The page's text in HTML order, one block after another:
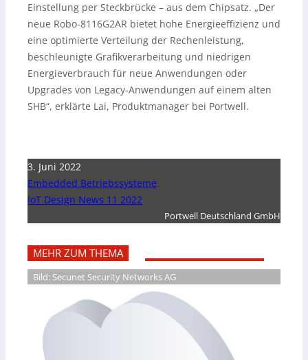
Einstellung per Steckbrücke – aus dem Chipsatz. „Der
neue Robo-8116G2AR bietet hohe Energieeffizienz und
eine optimierte Verteilung der Rechenleistung,
beschleunigte Grafikverarbeitung und niedrigen
Energieverbrauch für neue Anwendungen oder
Upgrades von Legacy-Anwendungen auf einem alten
SHB“, erklärte Lai, Produktmanager bei Portwell.
3. Juni 2022
Embedded Betriebssysteme
IoT Design News 11 2022
Portwell Deutschland GmbH
MEHR ZUM THEMA
Bild: Secunet Security Networks AG